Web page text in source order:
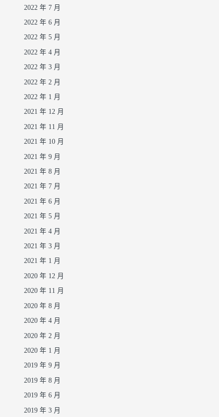
2022 年 7 月
2022 年 6 月
2022 年 5 月
2022 年 4 月
2022 年 3 月
2022 年 2 月
2022 年 1 月
2021 年 12 月
2021 年 11 月
2021 年 10 月
2021 年 9 月
2021 年 8 月
2021 年 7 月
2021 年 6 月
2021 年 5 月
2021 年 4 月
2021 年 3 月
2021 年 1 月
2020 年 12 月
2020 年 11 月
2020 年 8 月
2020 年 4 月
2020 年 2 月
2020 年 1 月
2019 年 9 月
2019 年 8 月
2019 年 6 月
2019 年 3 月